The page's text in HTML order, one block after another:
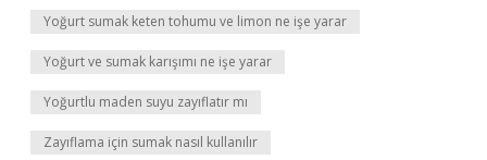
Yoğurt sumak keten tohumu ve limon ne işe yarar
Yoğurt ve sumak karışımı ne işe yarar
Yoğurtlu maden suyu zayıflatır mı
Zayıflama için sumak nasıl kullanılır